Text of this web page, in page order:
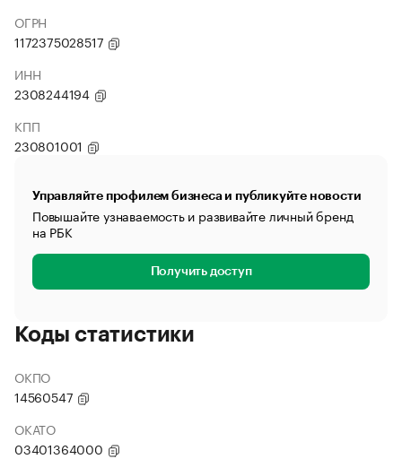
ОГРН
1172375028517
ИНН
2308244194
КПП
230801001
Управляйте профилем бизнеса и публикуйте новости
Повышайте узнаваемость и развивайте личный бренд
на РБК
Получить доступ
Коды статистики
ОКПО
14560547
ОКАТО
03401364000